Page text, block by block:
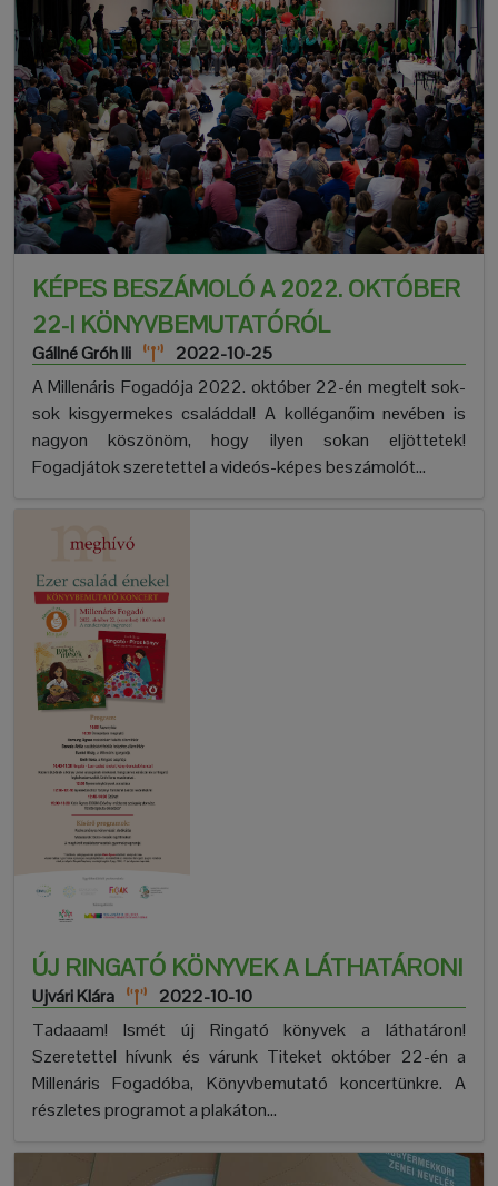
KÉPES BESZÁMOLÓ A 2022. OKTÓBER
22-I KÖNYVBEMUTATÓRÓL
Gállné Gróh Ili
2022-10-25
A Millenáris Fogadója 2022. október 22-én megtelt sok-
sok kisgyermekes családdal! A kolléganőim nevében is
nagyon köszönöm, hogy ilyen sokan eljöttetek!
Fogadjátok szeretettel a videós-képes beszámolót...
ÚJ RINGATÓ KÖNYVEK A LÁTHATÁRON!
Ujvári Klára
2022-10-10
Tadaaam! Ismét új Ringató könyvek a láthatáron!
Szeretettel hívunk és várunk Titeket október 22-én a
Millenáris Fogadóba, Könyvbemutató koncertünkre. A
részletes programot a plakáton...